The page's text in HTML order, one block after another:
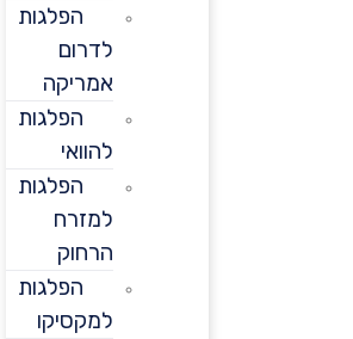
הפלגות
לדרום
אמריקה
הפלגות
הפלגות
למזרח
הרחוק
הפלגות
למקסיקו